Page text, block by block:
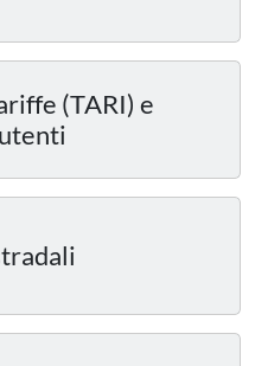
(TARI) e